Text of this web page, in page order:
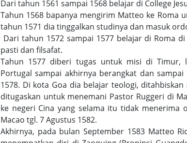
Dari tahun 1561 sampai 1568 belajar di College
Tahun 1568 bapanya mengirim Matteo ke Roma
tahun 1571 dia tinggalkan studinya dan masuk
Dari tahun 1572 sampai 1577 belajar di Roma
pasti dan filsafat.
Tahun 1577 diberi tugas untuk misi di Timur,
Portugal sampai akhirnya berangkat dan
1578. Di kota Goa dia belajar teologi,
ditugaskan untuk menemani Pastor Ruggeri di
ke negeri Cina yang selama itu tidak menerima
Macao tgl. 7 Agustus 1582.
Akhirnya, pada bulan September 1583 Matteo